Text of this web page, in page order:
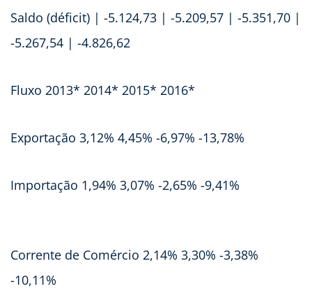
Saldo (déficit) | -5.124,73 | -5.209,57 | -5.351,70 |
-5.267,54 | -4.826,62
Fluxo 2013* 2014* 2015* 2016*
Exportação 3,12% 4,45% -6,97% -13,78%
Importação 1,94% 3,07% -2,65% -9,41%
Corrente de Comércio 2,14% 3,30% -3,38%
-10,11%